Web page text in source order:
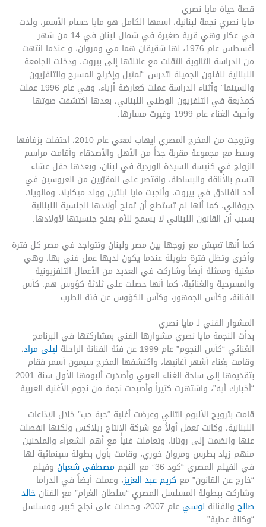
قصة حياة مايا نصري
مايا نصري نجمة لبنانية، اسمها الكامل هو مايا حسام الأسمر، ولدت
في عكار وهي قرية صغيرة في شمال لبنان في 14 من شهر
أغسطس عام 1976، لها شقيقان هما مي ومروان، و عندما انتهت
من الدراسة الثانوية انتقلت مع عائلتها إلى بيروت، ودخلت الجامعة
اللبنانية للفنون الجميلة لتدرس “تمثيل وإخراج المسرح والتلفزيون
والسينما” وأثناء الدراسة عملت كعارضة أزياء، وفي عام 1996 عملت
كمذيعة في التلفزيون الوطني اللبناني، بعدها اكتشفت صوتها
وأحبت الغناء عام 1999 وغيرت مسارها.
وتزوجت من المخرج المصري إيهاب لمعي عام 2010، احتفلت بزفافها
وسط مع مجموعة مقربة جداً من الأهل والأصدقاء وأقامت مراسم
الزواج في كنيسة السيدة الوردية في لبنان، وبعدها حفل عشاء
اتسم بالأناقة والبساطة، واقتصر على المقرّبين من العروسين في
أحد الفنادق في بيروت، وأنجبت مايا ابنتين وولد ميكايلا، ومانويلا،
جيوفاني، كما أنها لم تستطع أن تمنح أولادها الجنسية اللبنانية
بسبب أن القانون اللبناني لا يسمح للأم بمنح جنسيتها لأولادها.
كما أنها تعيش مع زوجها بين مصر ولبنان وتتواجد في مصر كل فترة
وأخرى وتظل فترة طويلة عندما يكون لديها عمل فني بها، وهي
مغنية وممثلة أيضاً وشاركت في العديد من الأعمال التلفزيونية
والمسرحية والغنائية، كما أنها حصلت على ثلاثة كؤوس هم: كأس
الفنانة، وكأس الجمهور، وكأس الكؤوس عن فئة الطرب.
المشوار الفني لـ مايا نصري
بدأت النجمة مايا نصري مشوارها الفني بمشاركتها في البرنامج
الغنائي “كأس النجوم” عام 1999 عن فئة الفنانة الراحلة
ليلى مراد،
وقامت بغناء أشهر أغانيها، واكتشفها المخرج سيمون أسمر فقام
بتقديمها إلى ساحة الغناء العربي وأصدرت ألبومها الأول سنة 2001
“أخبارك أيه”، واشتهرت كثيراً وأصبحت نجمة من نجوم الأغنية العربية.
قامت بترويج الألبوم الثاني وعرضت أغنية “حبة حب” خلال الإذاعات
اللبنانية، وكانت تعمل أولاً مع شركة الإنتاج ريلاكس ولكنها انفصلت
عنها وانضمت إلى روتانا، وتعاملت فنياً مع أهم الشعراء والملحنين
منهم زياد بطرس ومروان خوري، وقامت بأول بطولة سينمائية لها
في الفيلم المصري “كود 36” مع النجم
مصطفى شعبان وفيلم
“خارج عن القانون” مع كريم عبد العزيز، وعملت أيضاً في الدراما
وشاركت ببطولة المسلسل المصري “سلطان الغرام” مع الفنان خالد
صالح والفنانة لوسي
عام 2007، وحصلت على نجاح كبير، ومسلسل
“وكالة عطية”.